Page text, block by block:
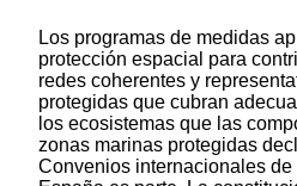
Los programas de medidas
protección espacial para
redes coherentes y
protegidas que cubran
los ecosistemas que las
zonas marinas protegidas
Convenios internacionales